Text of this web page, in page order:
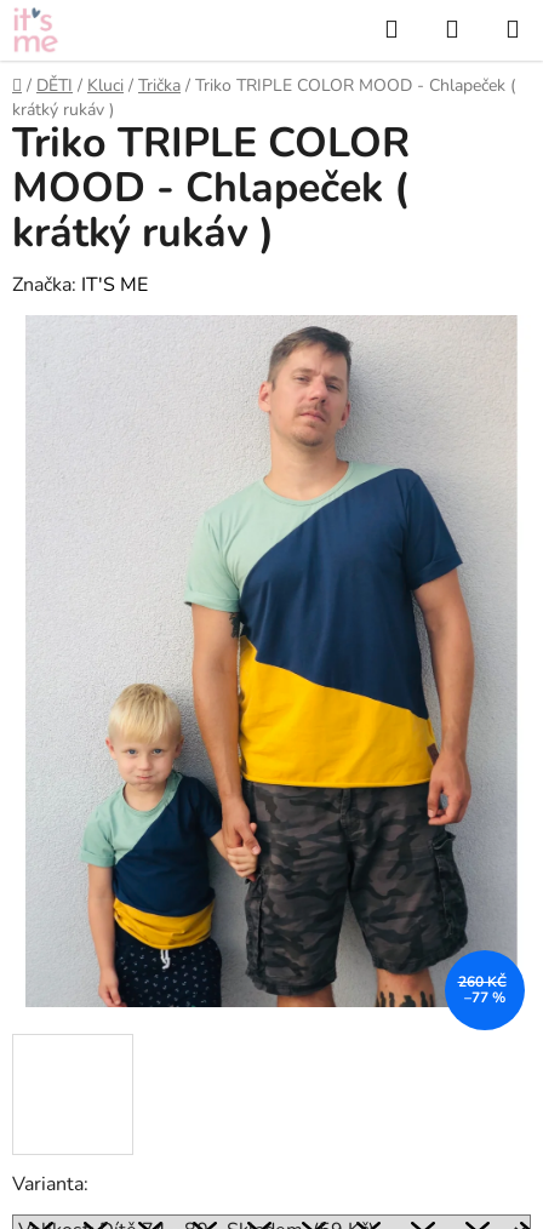
Přejít
na
obsah
Hledat
KOŠÍK
Domů
/ DĚTI / Kluci / Trička / Triko TRIPLE COLOR MOOD - Chlapeček (
krátký rukáv )
Varianta:
Triko TRIPLE COLOR
MOOD - Chlapeček (
krátký rukáv )
Značka: IT'S ME
260 KČ
–77 %